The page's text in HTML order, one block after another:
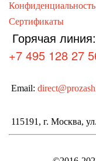
Конфиденциальность
Сертификаты
Горячая линия:
+7 495 128 27
Email:
115191, г. Москва,